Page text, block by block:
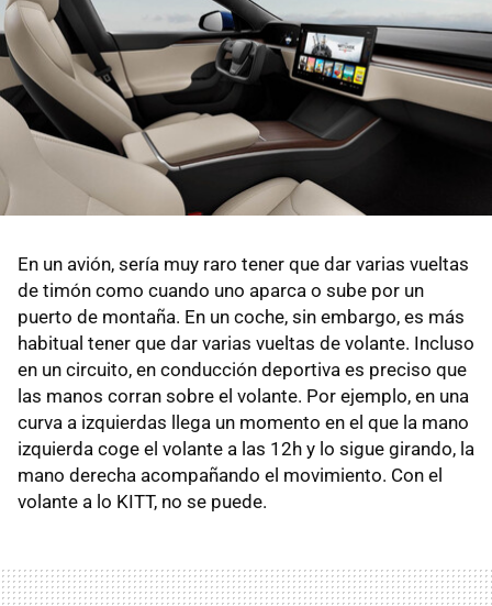
En un avión, sería muy raro tener que dar varias vueltas
de timón como cuando uno aparca o sube por un
puerto de montaña. En un coche, sin embargo, es más
habitual tener que dar varias vueltas de volante. Incluso
en un circuito, en conducción deportiva es preciso que
las manos corran sobre el volante. Por ejemplo, en una
curva a izquierdas llega un momento en el que la mano
izquierda coge el volante a las 12h y lo sigue girando, la
mano derecha acompañando el movimiento. Con el
volante a lo KITT, no se puede.